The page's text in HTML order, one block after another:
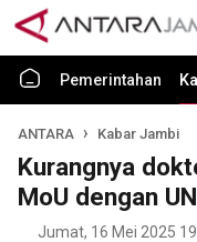
Pemerintahan
ANTARA Kabar Jambi
Kurangnya
MoU dengan
Jumat, 16 Mei 2025